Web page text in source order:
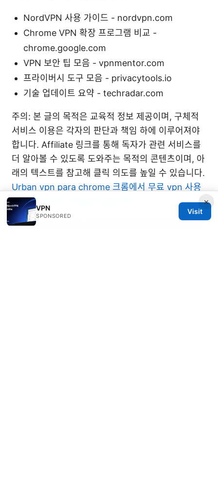
NordVPN 사용 가이드 - nordvpn.com
Chrome VPN 확장 프로그램 비교 -
chrome.google.com
VPN 보안 팁 모음 - vpnmentor.com
프라이버시 도구 모음 - privacytools.io
기술 업데이트 요약 - techradar.com
주의: 본 글의 목적은 교육적 정보 제공이며, 구체적
서비스 이용은 각자의 판단과 책임 하에 이루어져야
합니다. Affiliate 링크를 통해 독자가 관련 서비스를
더 알아볼 수 있도록 도와주는 목적의 콘텐츠이며, 아
래의 텍스트를 참고해 클릭 의도를 높일 수 있습니다.
Urban vpn para chrome 크롬에서 무료 vpn 사용
법 완벽 가이드 2026년 업데이트
[NordVPN과의 제휴를 통한 특별 혜택 바로 확인
×
VPN
SPONSORED
Visit